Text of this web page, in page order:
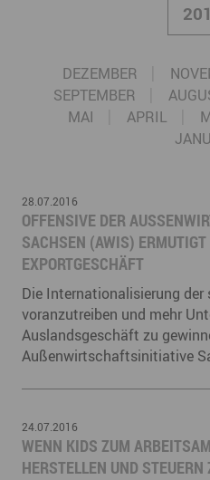
DEZEMBER
SEPTEMBER
MAI
APRIL
28.07.2016
OFFENSIVE DER
ACHSEN (AWIS) ERMUTIGT
XPORTGESCHÄFT
Die Internationalisierung
voranzutreiben und mehr
Auslandsgeschäft zu
Außenwirtschaftsinitiative
24.07.2016
WENN KIDS ZUM
HERSTELLEN UND STEUERN